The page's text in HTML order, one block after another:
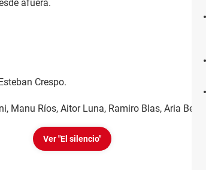
afuera.
Crespo.
Manu Ríos, Aitor Luna, Ramiro Blas, Aria
Ver "El silencio"